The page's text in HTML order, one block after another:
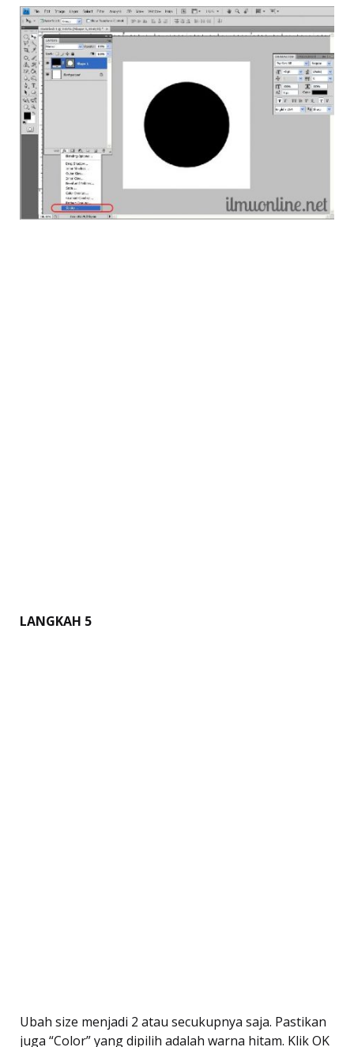
LANGKAH 5
Ubah size menjadi 2 atau secukupnya saja. Pastikan
juga “Color” yang dipilih adalah warna hitam. Klik OK